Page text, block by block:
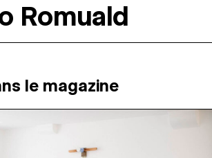
Romuald
le magazine